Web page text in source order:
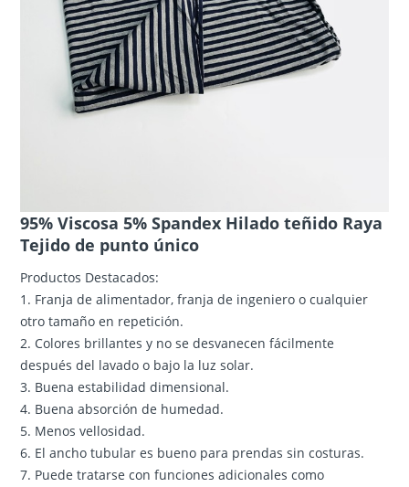
95% Viscosa 5% Spandex Hilado teñido Raya
Tejido de punto único
Productos Destacados:
1. Franja de alimentador, franja de ingeniero o cualquier
otro tamaño en repetición.
2. Colores brillantes y no se desvanecen fácilmente
después del lavado o bajo la luz solar.
3. Buena estabilidad dimensional.
4. Buena absorción de humedad.
5. Menos vellosidad.
6. El ancho tubular es bueno para prendas sin costuras.
7. Puede tratarse con funciones adicionales como